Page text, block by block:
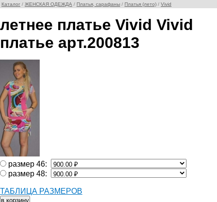
Каталог / ЖЕНСКАЯ ОДЕЖДА / Платья, сарафаны / Платья (лето) / Vivid
летнее платье Vivid Vivid
платье арт.200813
размер 46:
размер 48:
ТАБЛИЦА РАЗМЕРОВ